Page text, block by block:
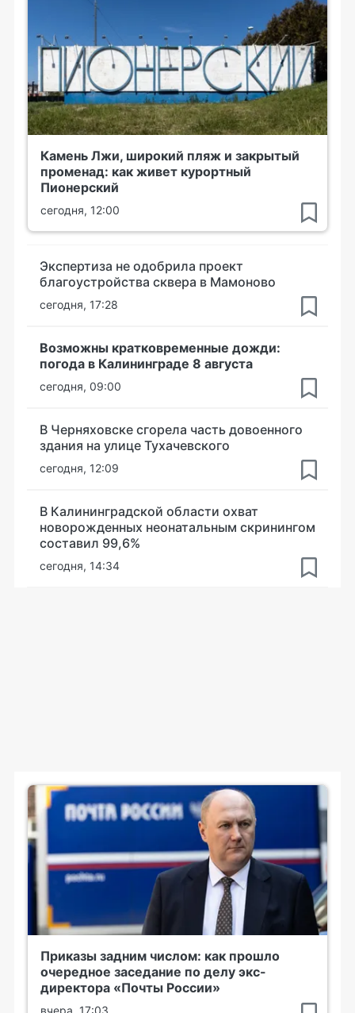
Камень Лжи, широкий пляж и закрытый
променад: как живет курортный
Пионерский
сегодня, 12:00
Экспертиза не одобрила проект
благоустройства сквера в Мамоново
сегодня, 17:28
Возможны кратковременные дожди:
погода в Калининграде 8 августа
сегодня, 09:00
В Черняховске сгорела часть довоенного
здания на улице Тухачевского
сегодня, 12:09
В Калининградской области охват
новорожденных неонатальным скринингом
составил 99,6%
сегодня, 14:34
Приказы задним числом: как прошло
очередное заседание по делу экс-
директора «Почты России»
вчера, 17:03